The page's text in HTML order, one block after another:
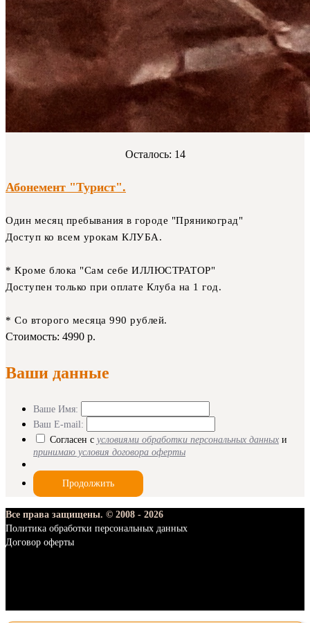
Осталось: 14
Абонемент "Турист".
Один месяц пребывания в городе "Пряникоград"
Доступ ко всем урокам КЛУБА.
* Кроме блока "Сам себе ИЛЛЮСТРАТОР"
Доступен только при оплате Клуба на 1 год.
* Со второго месяца 990 рублей.
Стоимость: 4990 р.
Ваши данные
Ваше Имя:
Ваш E-mail:
Согласен с условиями обработки персональных данных и
принимаю условия договора оферты
Все права защищены. © 2008 - 2026
Политика обработки персональных данных
Договор оферты